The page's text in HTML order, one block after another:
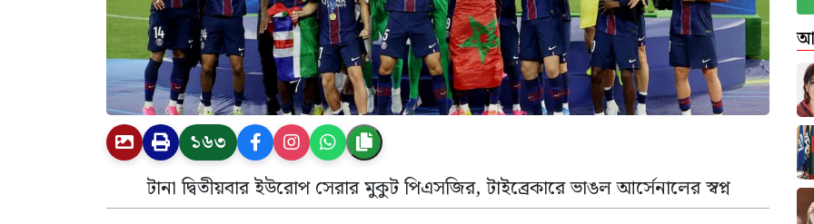
১৬৩
টানা দ্বিতীয়বার ইউরোপ সেরার মুকুট পিএসজির, টাইব্রেকারে ভাঙল আর্সেনালের স্বপ্ন